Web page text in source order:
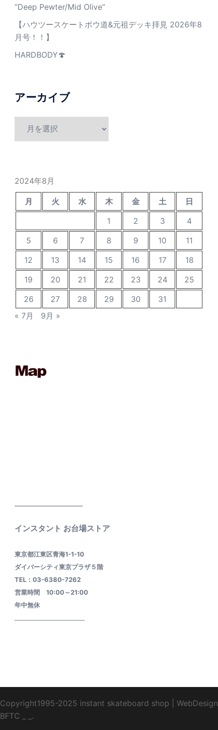
”Deep Pewter/Mid Olive”
【ハウツースケートボウ道&元祖デッキ拝見 2026年8
月号！！】
HARDBODY🍄
アーカイブ
2024年8月
月 火 水 木 金 土
日
1
2 3
4
5
6 7 8 9 10
11
12
13 14 15 16 17
18
19
20 21 22 23 24
25
26
27 28 29 30
31
« 7月
9月 »
インスタント お台場ストア
東京都江東区青海1-1-10
ダイバーシティ東京プラザ５階
TEL：03-6380-7262
営業時間 10:00～21:00
年中無休
Copyright1995-2025 instant skateboard shop
WebDesign
BFTC _ _.